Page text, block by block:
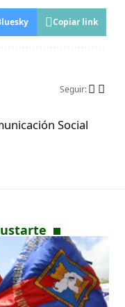
Copiar link
Seguir:
Social